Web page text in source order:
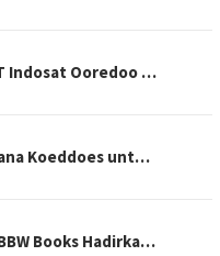
Indosat Ooredoo …
Koeddoes unt…
Books Hadirka…